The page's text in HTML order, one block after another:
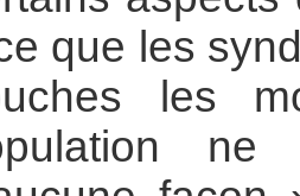
que les
les
ne